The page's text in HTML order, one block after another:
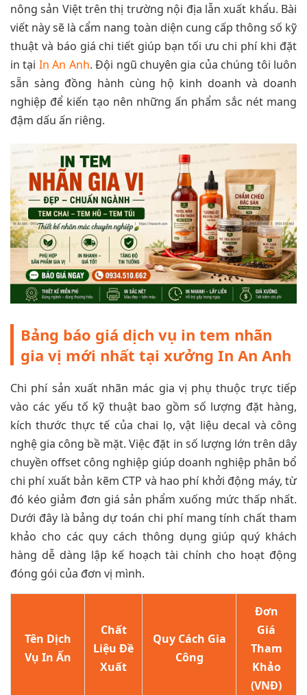
nông sản Việt trên thị trường nội địa lẫn xuất khẩu. Bài
viết này sẽ là cẩm nang toàn diện cung cấp thông số kỹ
thuật và báo giá chi tiết giúp bạn tối ưu chi phí khi đặt
in tại In An Anh. Đội ngũ chuyên gia của chúng tôi luôn
sẵn sàng đồng hành cùng hộ kinh doanh và doanh
nghiệp để kiến tạo nên những ấn phẩm sắc nét mang
đậm dấu ấn riêng.
Bảng báo giá dịch vụ in tem nhãn
gia vị mới nhất tại xưởng In An Anh
Chi phí sản xuất nhãn mác gia vị phụ thuộc trực tiếp
vào các yếu tố kỹ thuật bao gồm số lượng đặt hàng,
kích thước thực tế của chai lọ, vật liệu decal và công
nghệ gia công bề mặt. Việc đặt in số lượng lớn trên dây
chuyền offset công nghiệp giúp doanh nghiệp phân bổ
chi phí xuất bản kẽm CTP và hao phí khởi động máy, từ
đó kéo giảm đơn giá sản phẩm xuống mức thấp nhất.
Dưới đây là bảng dự toán chi phí mang tính chất tham
khảo cho các quy cách thông dụng giúp quý khách
hàng dễ dàng lập kế hoạch tài chính cho hoạt động
đóng gói của đơn vị mình.
Tên Dịch
Vụ In Ấn
Chất
Liệu Đề
Xuất
Quy Cách Gia
Công
Đơn
Giá
Tham
Khảo
(VNĐ)